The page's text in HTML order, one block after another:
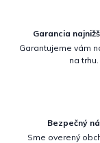
Garancia
Garantujeme vám
na trhu.
Bezpečný
Sme overený